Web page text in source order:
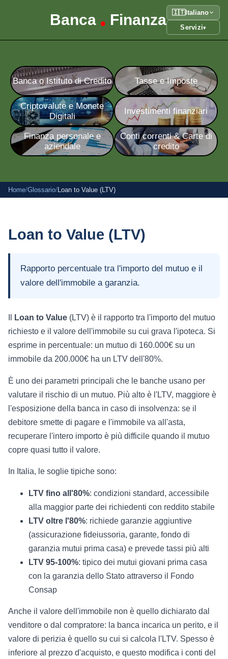
Banca • Finanza 🇮🇹 Italiano
Servizi▾
Banca o Istituto di Credito Tasse e Imposte
Criptovalute e Monete
Digitali
Investimenti finanziari
Finanza personale e
aziendale
Conti correnti & Carte di
credito
Home/Glossario/Loan to Value (LTV)
Loan to Value (LTV)
Rapporto percentuale tra l'importo del mutuo e il
valore dell'immobile a garanzia.
Loan to Value (LTV) è il rapporto tra l'importo del mutuo
richiesto e il valore dell'immobile su cui grava l'ipoteca. Si
esprime in percentuale: un mutuo di 160.000€ su un
immobile da 200.000€ ha un LTV dell'80%.
È uno dei parametri principali che le banche usano per
valutare il rischio di un mutuo. Più alto è l'LTV, maggiore è
l'esposizione della banca in caso di insolvenza: se il
debitore smette di pagare e l'immobile va all'asta,
recuperare l'intero importo è più difficile quando il mutuo
copre quasi tutto il valore.
In Italia, le soglie tipiche sono:
LTV fino all'80%: condizioni standard, accessibile
alla maggior parte dei richiedenti con reddito stabile
LTV oltre l'80%: richiede garanzie aggiuntive
(assicurazione fideiussoria, garante, fondo di
garanzia mutui prima casa) e prevede tassi più alti
LTV 95-100%: tipico dei mutui giovani prima casa
con la garanzia dello Stato attraverso il Fondo
Consap
Anche il valore dell'immobile non è quello dichiarato dal
venditore o dal compratore: la banca incarica un perito, e il
valore di perizia è quello su cui si calcola l'LTV. Spesso è
inferiore al prezzo d'acquisto, e questo modifica i conti del